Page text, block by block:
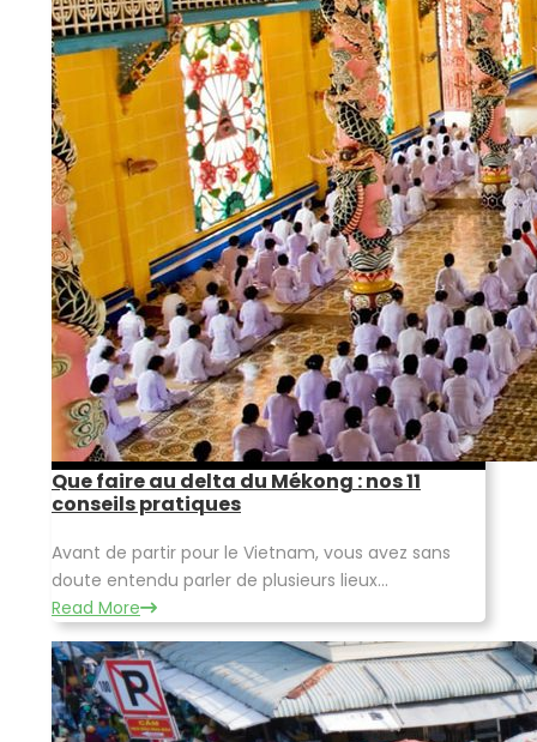
Que faire au delta du Mékong : nos 11
conseils pratiques
Avant de partir pour le Vietnam, vous avez sans
doute entendu parler de plusieurs lieux...
Read More